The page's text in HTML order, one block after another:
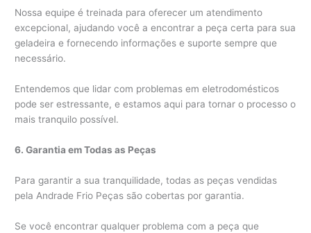
Nossa equipe é treinada para oferecer um atendimento
excepcional, ajudando você a encontrar a peça certa para sua
geladeira e fornecendo informações e suporte sempre que
necessário.
Entendemos que lidar com problemas em eletrodomésticos
pode ser estressante, e estamos aqui para tornar o processo o
mais tranquilo possível.
6. Garantia em Todas as Peças
Para garantir a sua tranquilidade, todas as peças vendidas
pela Andrade Frio Peças são cobertas por garantia.
Se você encontrar qualquer problema com a peça que